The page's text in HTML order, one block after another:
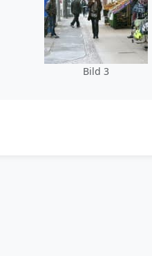
Bild 3